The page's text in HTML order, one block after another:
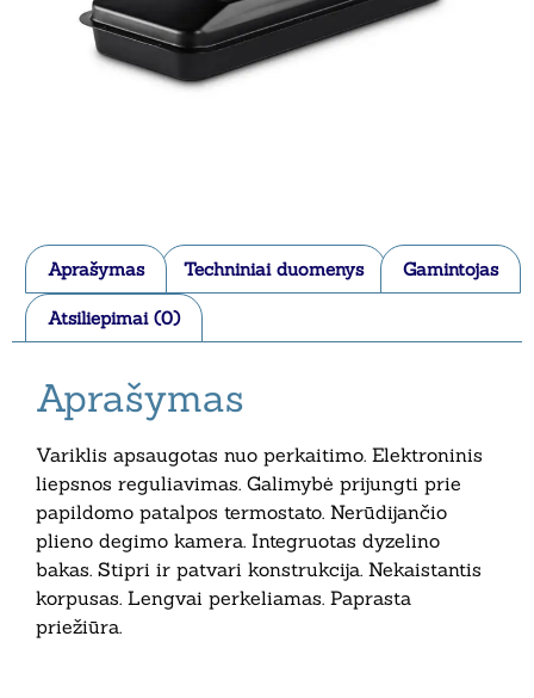
Aprašymas Techniniai duomenys Gamintojas
Atsiliepimai (0)
Aprašymas
Variklis apsaugotas nuo perkaitimo. Elektroninis
liepsnos reguliavimas. Galimybė prijungti prie
papildomo patalpos termostato. Nerūdijančio
plieno degimo kamera. Integruotas dyzelino
bakas. Stipri ir patvari konstrukcija. Nekaistantis
korpusas. Lengvai perkeliamas. Paprasta
priežiūra.